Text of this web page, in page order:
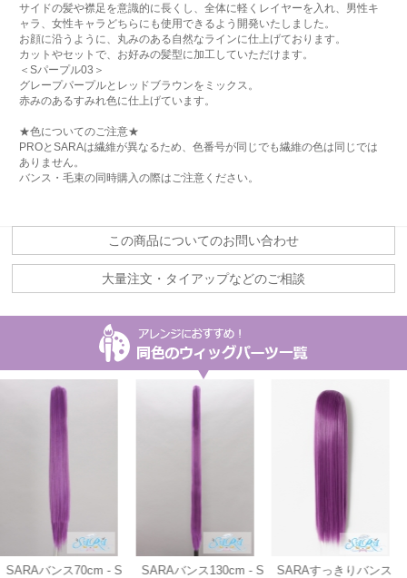
サイドの髪や襟足を意識的に長くし、全体に軽くレイヤーを入れ、男性キ
ャラ、女性キャラどちらにも使用できるよう開発いたしました。
お顔に沿うように、丸みのある自然なラインに仕上げております。
カットやセットで、お好みの髪型に加工していただけます。
＜Sパープル03＞
グレープパープルとレッドブラウンをミックス。
赤みのあるすみれ色に仕上げています。
★色についてのご注意★
PROとSARAは繊維が異なるため、色番号が同じでも繊維の色は同じでは
ありません。
バンス・毛束の同時購入の際はご注意ください。
この商品についてのお問い合わせ
大量注文・タイアップなどのご相談
SARAバンス70cm - S
SARAバンス130cm - S
SARAすっきりバンス